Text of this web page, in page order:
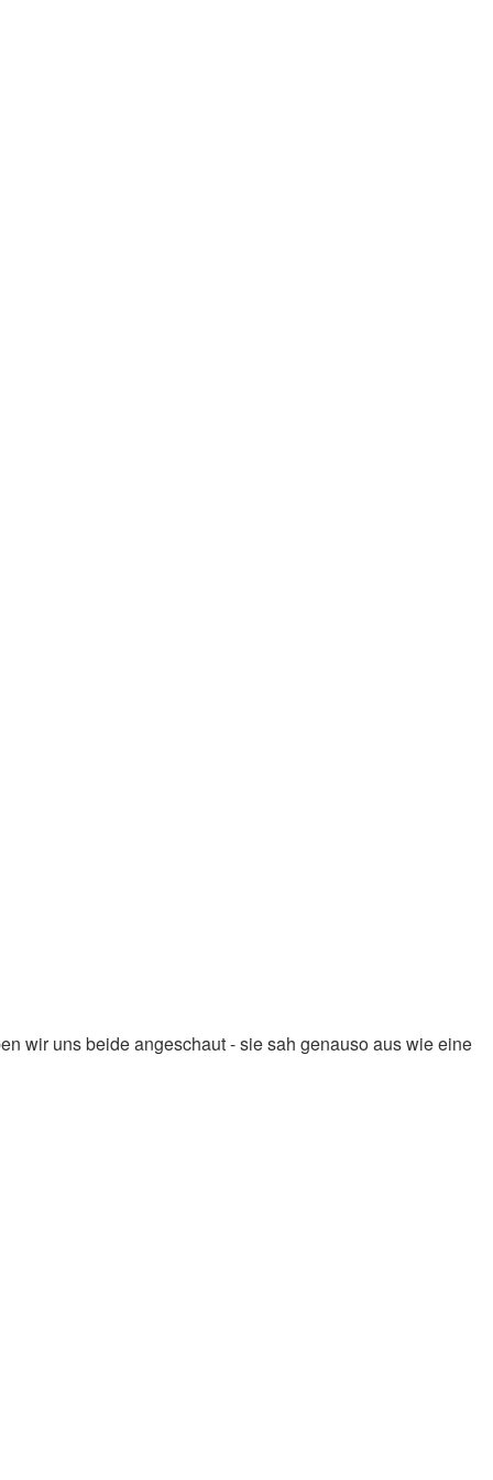
wir uns beide angeschaut - sie sah genauso aus wie eine